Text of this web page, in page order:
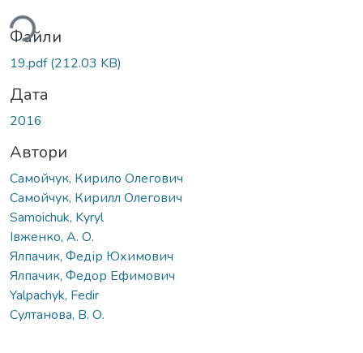
Файли
19.pdf(212.03 KB)
Дата
2016
Автори
Самойчук, Кирило Олегович
Самойчук, Кирилл Олегович
Samoichuk, Kyryl
Івженко, А. О.
Ялпачик, Федір Юхимович
Ялпачик, Федор Ефимович
Yalpachyk, Fedir
Султанова, В. О.